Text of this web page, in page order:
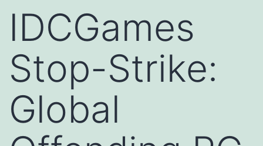
IDCGames
Stop-Strike:
Global